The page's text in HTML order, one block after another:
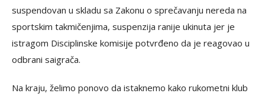
suspendovan u skladu sa Zakonu o sprečavanju nereda na
sportskim takmičenjima, suspenzija ranije ukinuta jer je
istragom Disciplinske komisije potvrđeno da je reagovao u
odbrani saigrača.
Na kraju, želimo ponovo da istaknemo kako rukometni klub